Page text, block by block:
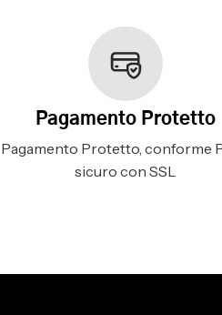
Pagamento Protetto
Pagamento Protetto, conforme
sicuro con SSL